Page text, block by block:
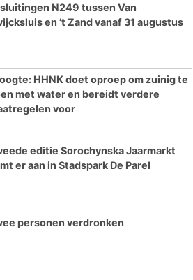
N249 tussen Van
en ’t Zand vanaf 31 augustus
HHNK doet oproep om zuinig te
met water en bereidt verdere
voor
editie Sorochynska Jaarmarkt
er aan in Stadspark De Parel
personen verdronken